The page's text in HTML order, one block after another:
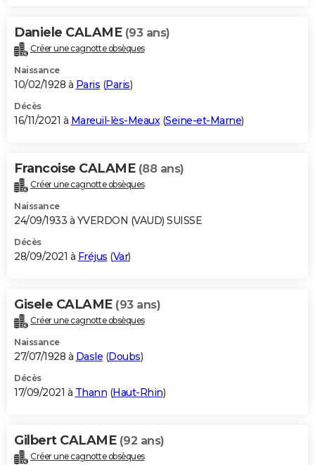
Daniele CALAME (93 ans)
Créer une cagnotte obsèques
Naissance
10/02/1928 à Paris (Paris)
Décès
16/11/2021 à Mareuil-lès-Meaux(Seine-et-Marne)
Francoise CALAME (88 ans)
Créer une cagnotte obsèques
Naissance
24/09/1933 à YVERDON (VAUD) SUISSE
Décès
28/09/2021 à Fréjus (Var)
Gisele CALAME (93 ans)
Créer une cagnotte obsèques
Naissance
27/07/1928 à Dasle (Doubs)
Décès
17/09/2021 à Thann (Haut-Rhin)
Gilbert CALAME (92 ans)
Créer une cagnotte obsèques